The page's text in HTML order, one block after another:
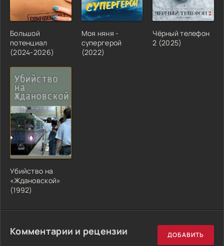
Большой
потенциал
(2024-2026)
Моя няня -
супергерой
(2022)
Чёрный телефон
2 (2025)
Убийство на
«Ждановской»
(1992)
Комментарии и рецензии ДОБАВИТЬ